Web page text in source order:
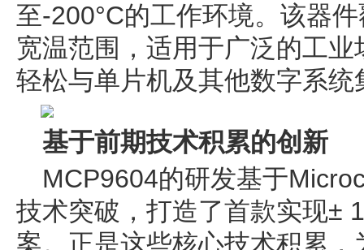
至-200°C的工作环境。该器
宽温范围，适用于广泛的工
轻松与单片机及其他数字系统
基于前期技术积累的创新
MCP9604的研发基于
技术突破，打造了首款实现±
案。正是这些核心技术积累